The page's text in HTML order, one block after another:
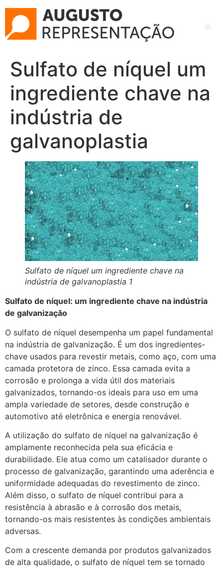
Sulfato de níquel um
ingrediente chave na
indústria de
galvanoplastia
Sulfato de níquel um ingrediente chave na
indústria de galvanoplastia 1
Sulfato de níquel: um ingrediente chave na indústria
de galvanização
O sulfato de níquel desempenha um papel fundamental
na indústria de galvanização. É um dos ingredientes-
chave usados para revestir metais, como aço, com uma
camada protetora de zinco. Essa camada evita a
corrosão e prolonga a vida útil dos materiais
galvanizados, tornando-os ideais para uso em uma
ampla variedade de setores, desde construção e
automotivo até eletrônica e energia renovável.
A utilização do sulfato de níquel na galvanização é
amplamente reconhecida pela sua eficácia e
durabilidade. Ele atua como um catalisador durante o
processo de galvanização, garantindo uma aderência e
uniformidade adequadas do revestimento de zinco.
Além disso, o sulfato de níquel contribui para a
resistência à abrasão e à corrosão dos metais,
tornando-os mais resistentes às condições ambientais
adversas.
Com a crescente demanda por produtos galvanizados
de alta qualidade, o sulfato de níquel tem se tornado